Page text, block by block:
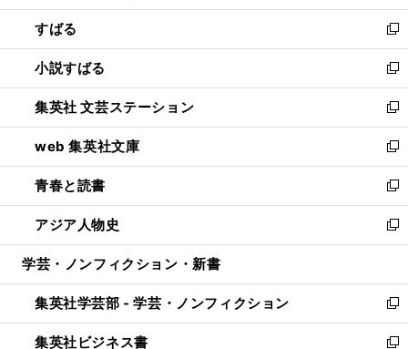
開
く
ウ
で
開
く
ン
ド
ウ
で
開
く
すばる
新
し
い
ウ
ィ
ン
ド
ウ
で
開
く
小説すばる
新
し
い
ウ
ィ
ン
ド
ウ
で
開
集英社 文芸ステーション
新
し
い
ウ
ィ
ン
ド
ウ
開
く
web 集英社文庫
新
し
い
ウ
ィ
ン
ウ
で
開
く
青春と読書
新
し
い
ウ
ン
ド
ウ
で
アジア人物史
新
し
ウ
ィ
ン
ド
学芸・ノンフィクション・新書
集英社学芸部 - 学芸・ノンフィクション
新
し
い
集英社ビジネス書